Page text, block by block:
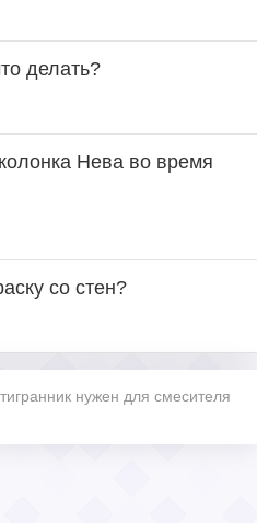
делать?
Нева во время
со стен?
нужен для смесителя